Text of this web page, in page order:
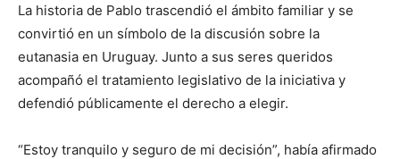
La historia de Pablo trascendió el ámbito familiar y se
convirtió en un símbolo de la discusión sobre la
eutanasia en Uruguay. Junto a sus seres queridos
acompañó el tratamiento legislativo de la iniciativa y
defendió públicamente el derecho a elegir.
“Estoy tranquilo y seguro de mi decisión”, había afirmado